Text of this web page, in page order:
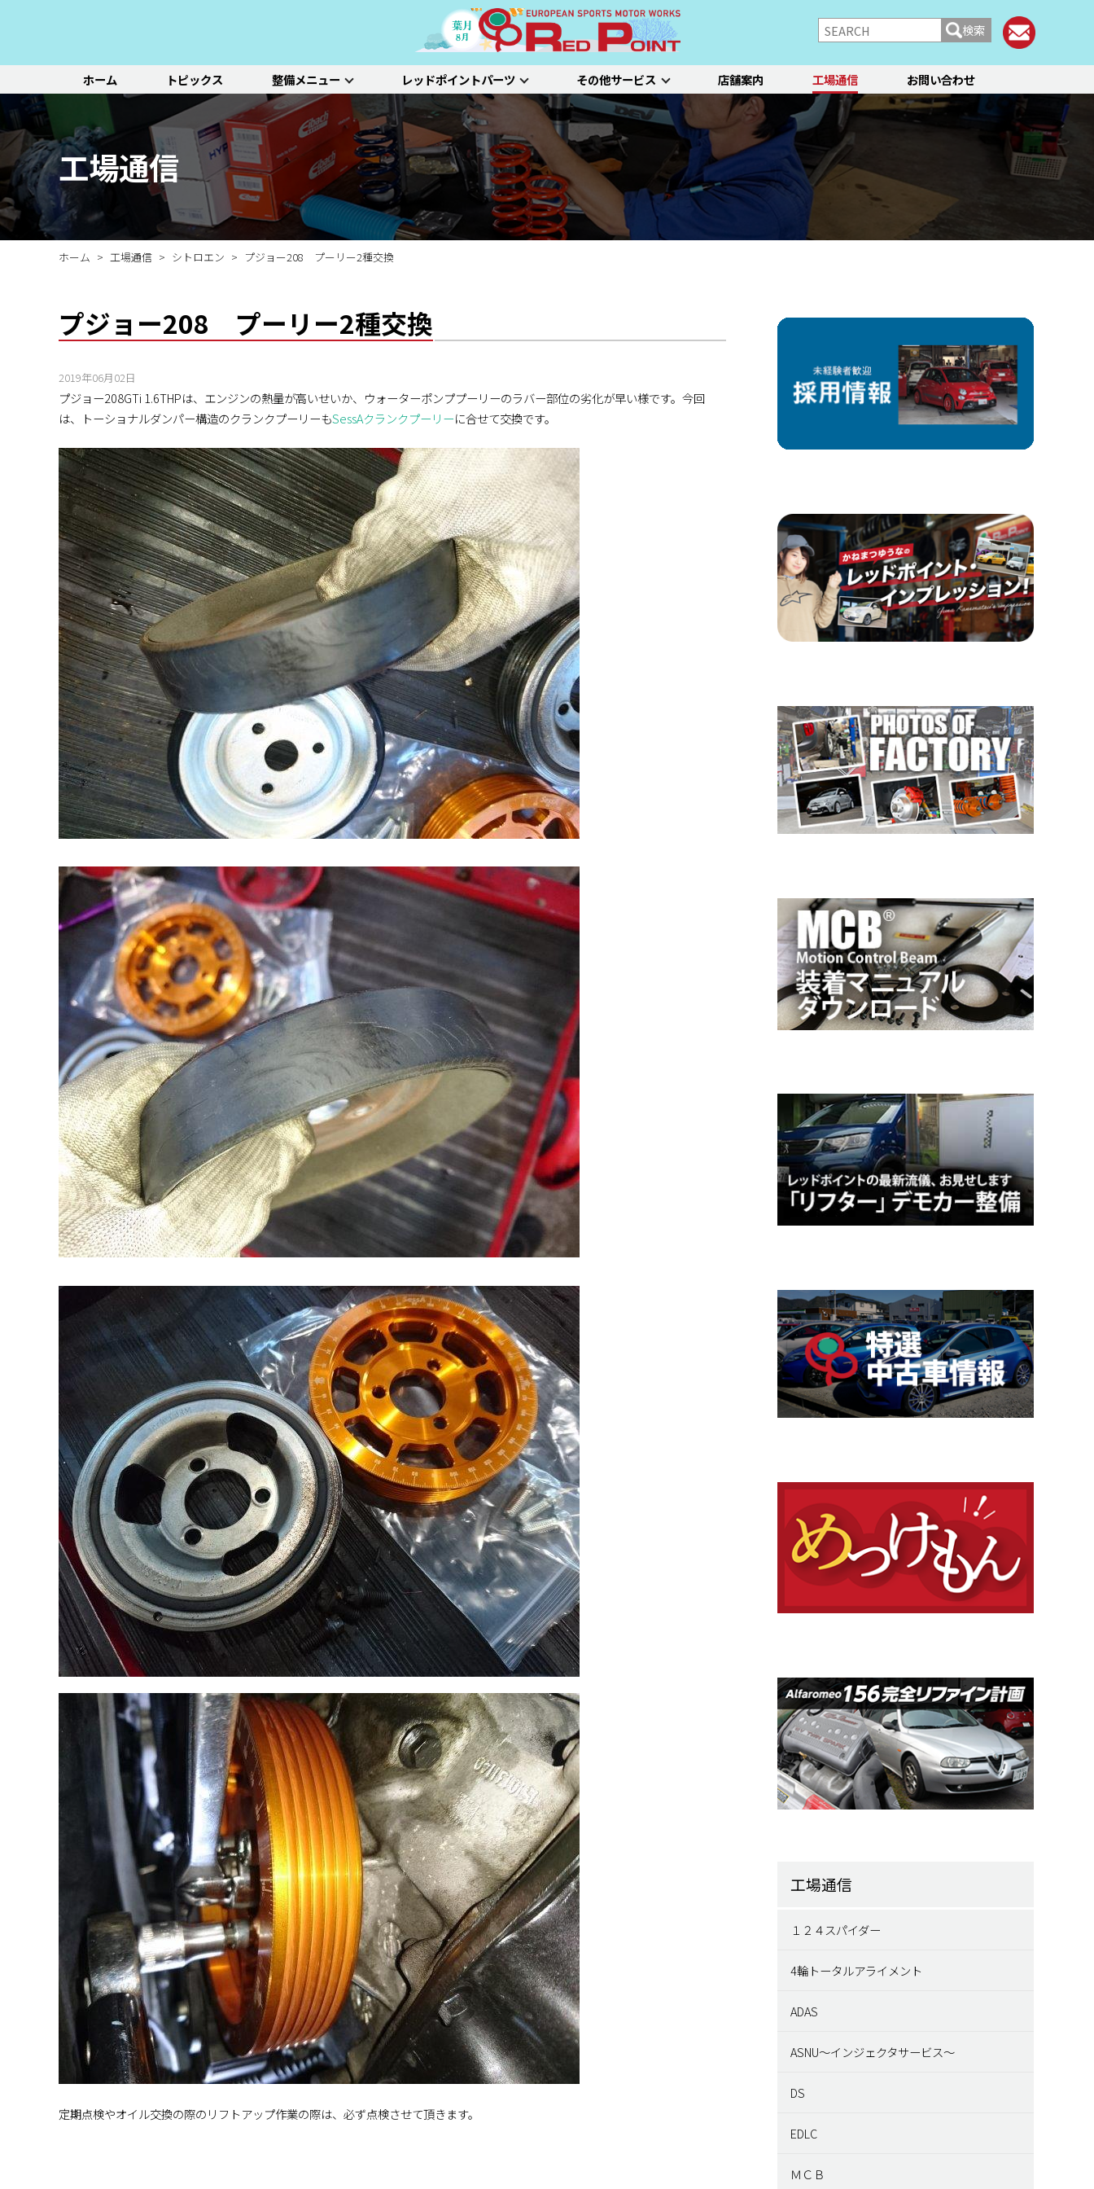
検索
ホーム トピックス 整備メニュー
整備メニュー
レッドポイントが推奨す
る、すべての車種に共通
する基本整備と、車両の
状態に応じた３段階のセ
ットメニューをご紹介し
ます。
一覧ページ
基本整備一覧
ADAS（先進運転支援システム）診断 SDL診断 ホイールアライメント点検・調整
オイル交換
エアコン整備
タイヤ整備 新車点検整備 12か月点検/24か月点検
初診点検・セットメニュー
初診点検 ステージ1／ベーシック ステージ2／ルーティーン
ステージ3／リフレッシュ
ステージ2／ステージ3 車種別価格表
レッドポイントパーツ
レッドポイント
パーツ
オリジナル&おすすめパ
ーツのご紹介
一覧ページ
車種別選択
ルノー プジョー シトロエン/DS アルファロメオ フィアット／アバルト
機能別選択
エンジン/駆動系 吸排気系 サスペンション/シャーシ
ブレーキ
ホイール/タイヤ
エクステリア インテリア 快適装備
その他サービス
その他のサービ
ス
新車の販売や中古車販
売、ならびに買い取りや
レンタカー等のサービス
を行なっております。
一覧ページ
新車販売・整備 特選中古車 車両買い取り
レンタカー
その他サービス
店舗案内 工場通信 お問い合わせ
工場通信
ホーム 工場通信 シトロエン プジョー208 プーリー2種交換
プジョー208 プーリー2種交換
2019年06月02日
プジョー208GTi 1.6THPは、エンジンの熱量が高いせいか、ウォーターポンププーリーのラバー部位の劣化が早い様です。今回
は、トーショナルダンパー構造のクランクプーリーもSessAクランクプーリーに合せて交換です。
定期点検やオイル交換の際のリフトアップ作業の際は、必ず点検させて頂きます。
工場通信
１２４スパイダー
4輪トータルアライメント
ADAS
ASNU～インジェクタサービス～
DS
EDLC
ＭＣＢ